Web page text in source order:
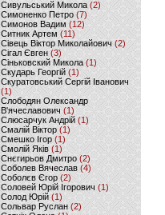
Сивульський Микола(2)
Симоненко Петро(7)
Симонов Вадим (12)
Ситник Артем(11)
Сівець Віктор Миколайович(2)
Сігал Євген (3)
Сіньковский Микола(1)
Скударь Георгій (1)
Скуратовський Сергій Іванович
(1)
Слободян Олександр
В'ячеславович(1)
Слюсарчук Андрій(1)
Смалій Віктор (1)
Смешко Ігор (1)
Смолій Яків (1)
Снєгирьов Дмитро (2)
Соболев Вячеслав (4)
Соболєв Єгор(2)
Соловей Юрій Ігорович (1)
Солод Юрій (1)
Сольвар Руслан (2)